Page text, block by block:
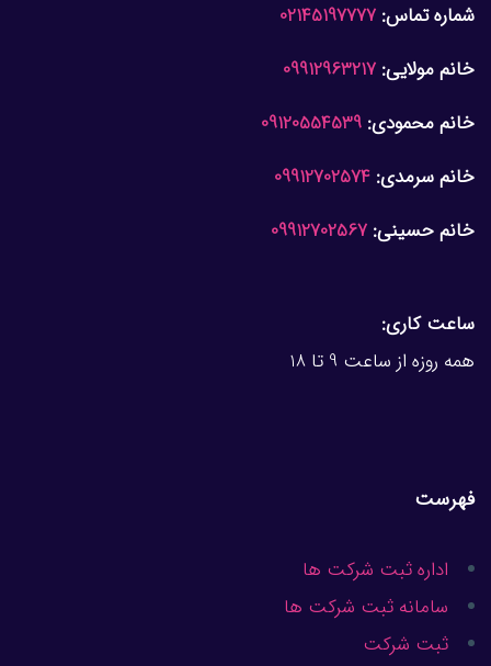
شماره تماس: 02145197777
خانم مولایی: 09912963217
خانم محمودی: 09120554539
خانم سرمدی: 09912702574
خانم حسینی: 09912702567
ساعت کاری:
همه روزه از ساعت 9 تا 18
فهرست
اداره ثبت شرکت ها
سامانه ثبت شرکت ها
ثبت شرکت